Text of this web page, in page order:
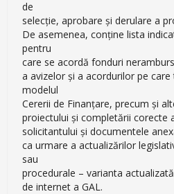
de
selecţie, aprobare şi derulare a
De asemenea, conţine lista
pentru
care se acordă fonduri
a avizelor şi a acordurilor pe
modelul
Cererii de Finanțare, precum și
proiectului şi completării corecte
solicitantului şi documentele
ca urmare a actualizărilor
sau
procedurale – varianta
de internet a GAL.